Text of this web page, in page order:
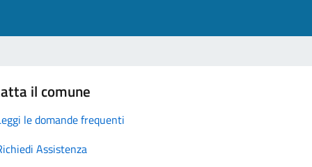
il comune
le domande frequenti
Assistenza